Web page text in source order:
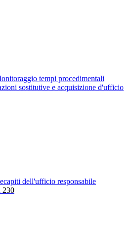
tempi procedimentali
sostitutive e acquisizione d'ufficio
dell'ufficio responsabile
230